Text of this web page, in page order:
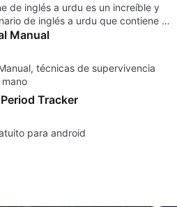
de inglés a urdu es un increíble y
de inglés a urdu que contiene la
miles de
Manual
técnicas de supervivencia
Tracker
para android